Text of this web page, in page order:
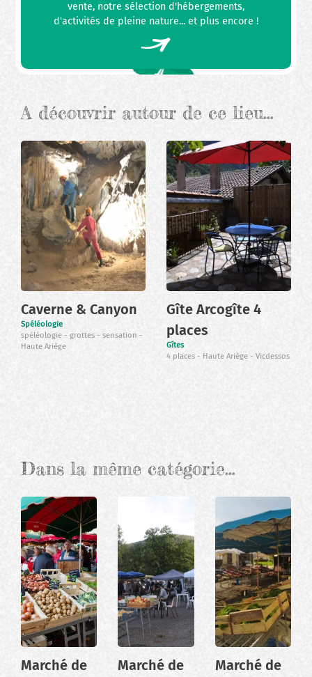
vente, notre sélection d'hébergements,
d'activités de pleine nature... et plus encore !
A découvrir autour de ce lieu…
Caverne & Canyon
Spéléologie
spéléologie
grottes
sensation
Haute Ariège
Gîte Arcogîte 4
places
Gîtes
4 places
Haute Ariège Vicdessos
Dans la même catégorie…
Marché de
Marché de
Marché de